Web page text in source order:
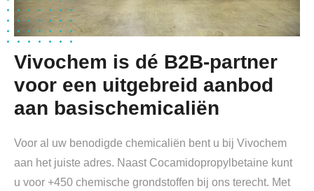
Vivochem is dé B2B-partner
voor een uitgebreid aanbod
aan basischemicaliën
Voor al uw benodigde chemicaliën bent u bij Vivochem
aan het juiste adres. Naast Cocamidopropylbetaine kunt
u voor +450 chemische grondstoffen bij ons terecht. Met